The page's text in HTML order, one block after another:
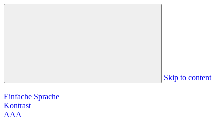
Skip to content
Einfache Sprache
Kontrast
AAA